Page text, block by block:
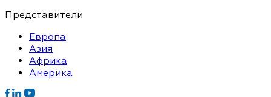
Представители
Европа
Азия
Африка
Америка